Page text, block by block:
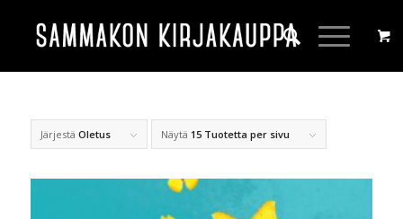
Järjestä Oletus Näytä 15 Tuotetta per sivu